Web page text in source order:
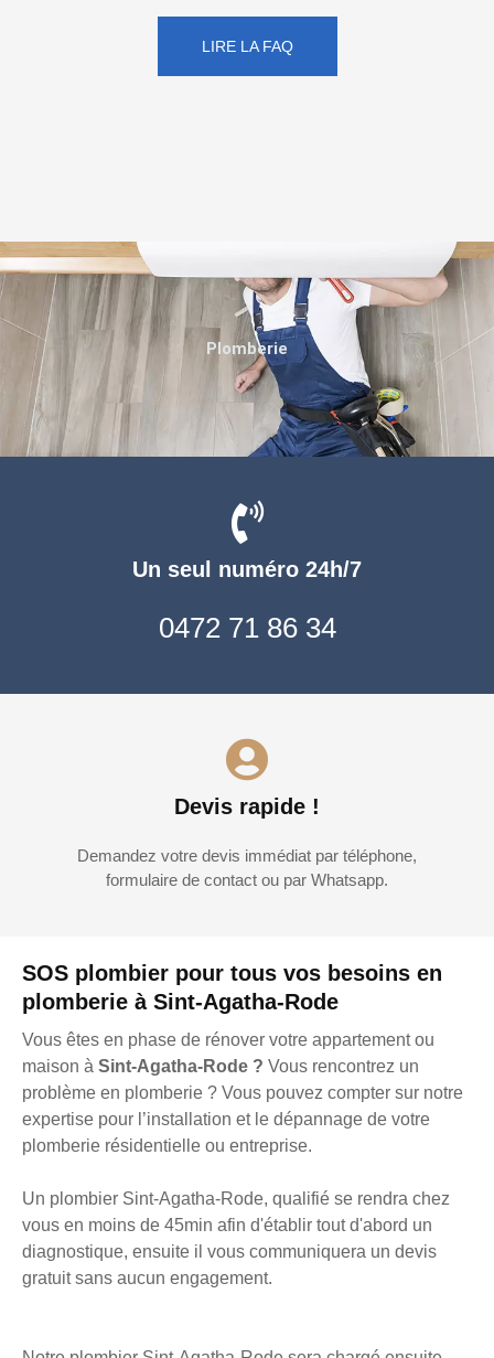
LIRE LA FAQ
SOS plombier pour tous vos besoins en
plomberie à Sint-Agatha-Rode
Vous êtes en phase de rénover votre appartement ou
maison à Sint-Agatha-Rode ? Vous rencontrez un
problème en plomberie ? Vous pouvez compter sur notre
expertise pour l’installation et le dépannage de votre
plomberie résidentielle ou entreprise.
Un plombier Sint-Agatha-Rode, qualifié se rendra chez
vous en moins de 45min afin d'établir tout d'abord un
diagnostique, ensuite il vous communiquera un devis
gratuit sans aucun engagement.
Un seul numéro 24h/7
0472 71 86 34
Devis rapide !
Demandez votre devis immédiat par téléphone,
formulaire de contact ou par Whatsapp.
Plomberie